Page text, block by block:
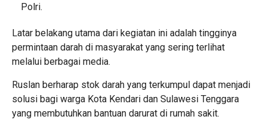
Polri.
Latar belakang utama dari kegiatan ini adalah tingginya
permintaan darah di masyarakat yang sering terlihat
melalui berbagai media.
Ruslan berharap stok darah yang terkumpul dapat menjadi
solusi bagi warga Kota Kendari dan Sulawesi Tenggara
yang membutuhkan bantuan darurat di rumah sakit.